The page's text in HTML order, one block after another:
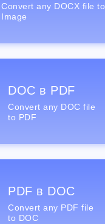
Convert any DOCX file to
Image
DOC в PDF
Convert any DOC file
to PDF
PDF в DOC
Convert any PDF file
to DOC